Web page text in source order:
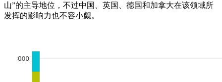
山”的主导地位，不过中国、英国、德国和加拿大在该领域所
发挥的影响力也不容小觑。